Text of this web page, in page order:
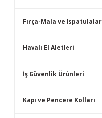
Fırça-Mala ve Ispatulalar
Havalı El Aletleri
İş Güvenlik Ürünleri
Kapı ve Pencere Kolları